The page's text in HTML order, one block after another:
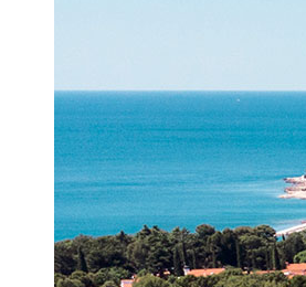
Zavod za poljoprivredu i
Zavod za ekonomiku i razvoj
Zavod za turizam
Pokusno poljoprivredno imanje
Zaposlenici
Euraxess
Misija i vizija
Upravno Vijeće